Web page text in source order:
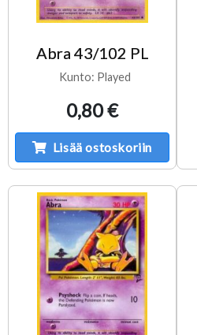
Abra 43/102 PL
Kunto: Played
0,80 €
Lisää ostoskoriin